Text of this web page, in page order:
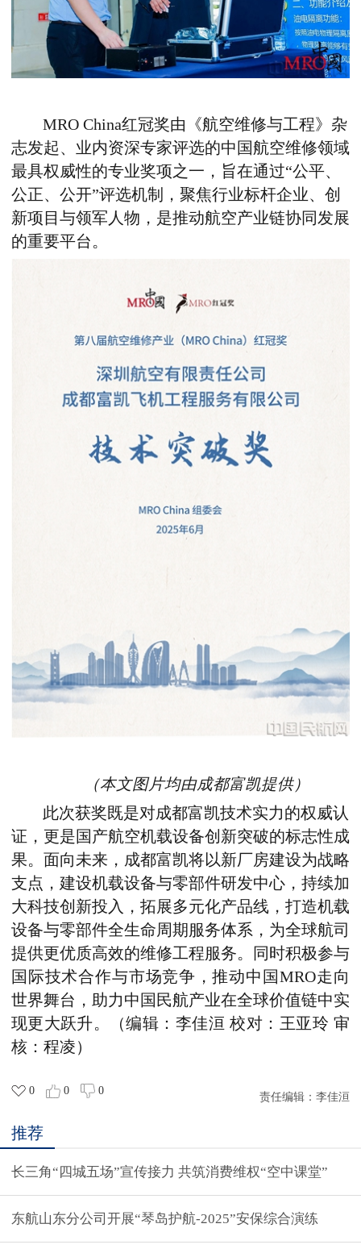
MRO China红冠奖由《航空维修与工程》杂
志发起、业内资深专家评选的中国航空维修领域
最具权威性的专业奖项之一 ， 旨在通过“公平、
公正、公开”评选机制 ， 聚焦行业标杆企业、创
新项目与领军人物 ， 是推动航空产业链协同发展
的重要平台。
（本文图片均由成都富凯提供）
此次获奖既是对成都富凯技术实力的权威认
证 ， 更是国产航空机载设备创新突破的标志性成
果。面向未来 ， 成都富凯将以新厂房建设为战略
支点 ， 建设机载设备与零部件研发中心 ， 持续加
大科技创新投入
， 拓展多元化产品线 ， 打造机载
设备与零部件全生命周期服务体系 ， 为全球航司
提供更优质高效的维修工程服务。同时积极参与
国际技术合作与市场竞争 ， 推动中国MRO走向
世界舞台 ， 助力中国民航产业在全球价值链中实
现更大跃升。
（编辑：李佳洹 校对：王亚玲 审
核：程凌）
0 0 0
责任编辑： 李佳洹
推荐
长三角“四城五场”宣传接力 共筑消费维权“空中课堂”
东航山东分公司开展“琴岛护航-2025”安保综合演练